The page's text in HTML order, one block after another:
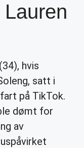
(34), hvis
satt i
på TikTok.
dømt for
av